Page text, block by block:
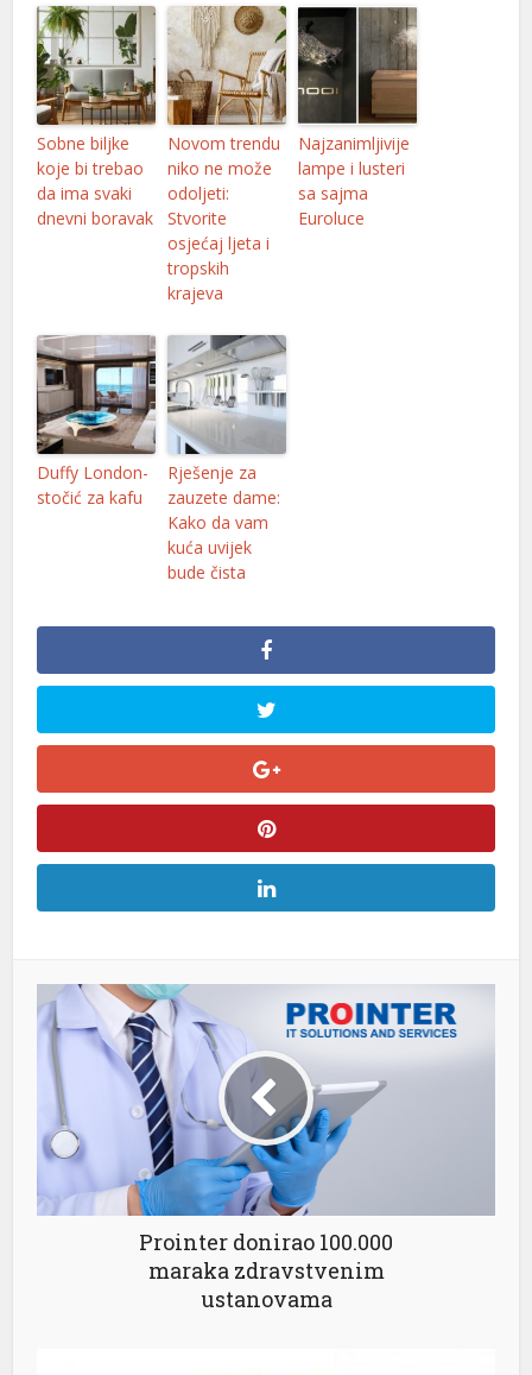
Sobne biljke
koje bi trebao
da ima svaki
dnevni boravak
Novom trendu
niko ne može
odoljeti:
Stvorite
osjećaj ljeta i
tropskih
krajeva
Najzanimljivije
lampe i lusteri
sa sajma
Euroluce
Duffy London-
stočić za kafu
Rješenje za
zauzete dame:
Kako da vam
kuća uvijek
bude čista
Prointer donirao 100.000
maraka zdravstvenim
ustanovama